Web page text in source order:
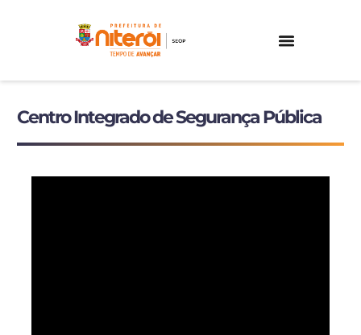
Centro Integrado de Segurança Pública